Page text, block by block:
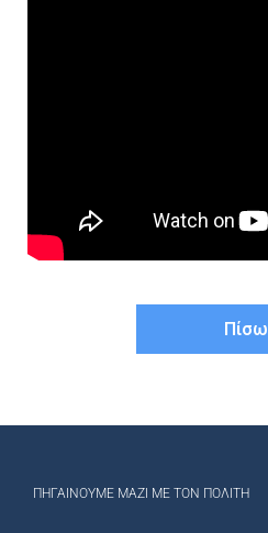
Πίσω
ΠΗΓΑΊΝΟΥΜΕ ΜΑΖΊ ΜΕ ΤΟΝ ΠΟΛΊΤΗ